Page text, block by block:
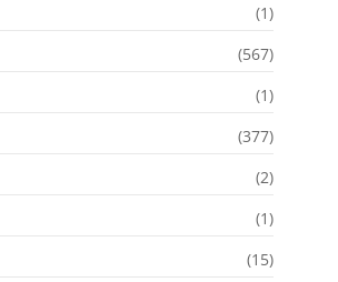
(1)
(567)
(1)
(377)
(2)
(1)
(15)